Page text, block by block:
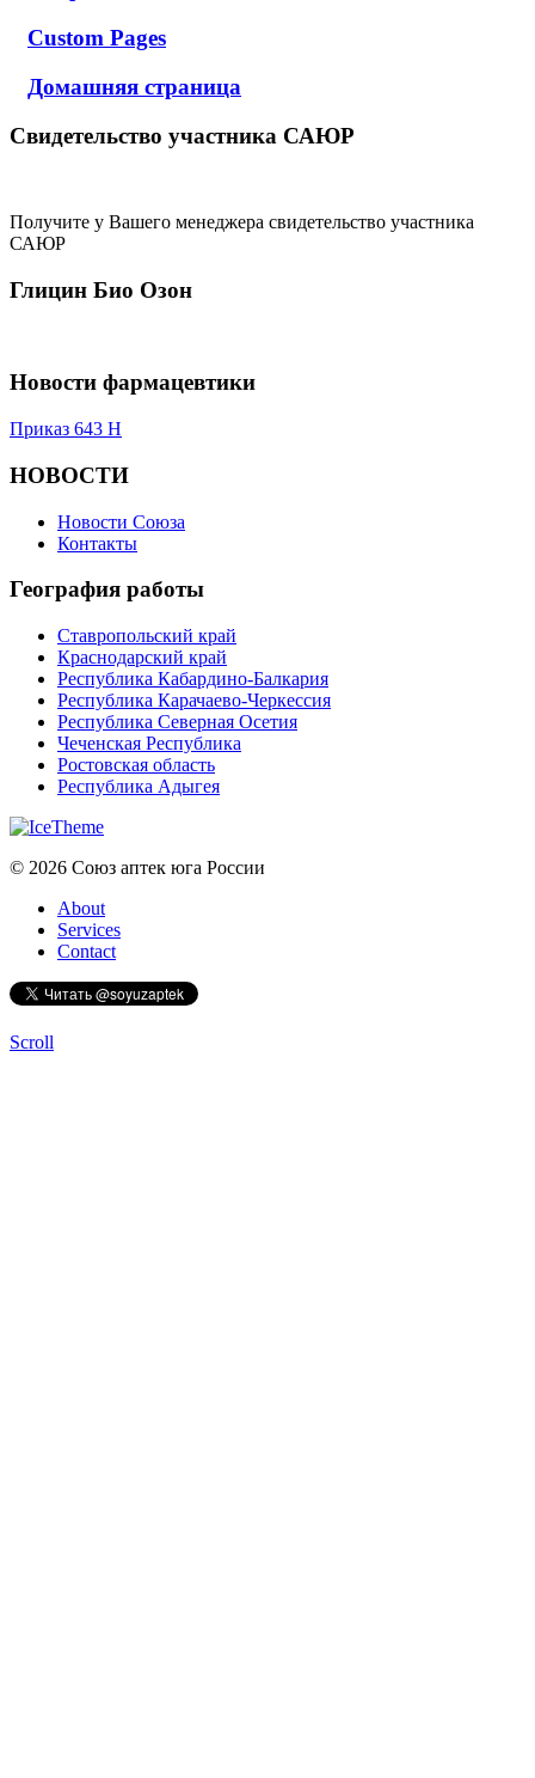
Custom Pages
Домашняя страница
Свидетельство участника САЮР
Получите у Вашего менеджера свидетельство участника
САЮР
Глицин Био Озон
Новости фармацевтики
Приказ 643 Н
НОВОСТИ
Новости Союза
Контакты
География работы
Ставропольский край
Краснодарский край
Республика Кабардино-Балкария
Республика Карачаево-Черкессия
Республика Северная Осетия
Чеченская Республика
Ростовская область
Республика Адыгея
© 2026 Союз аптек юга России
About
Services
Contact
Scroll